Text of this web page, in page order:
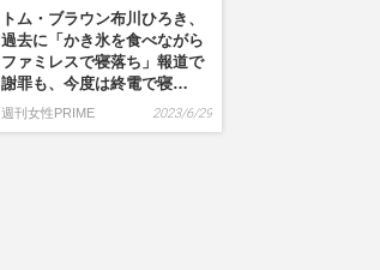
トム・ブラウン布川ひろき、
過去に「かき氷を食べながら
ファミレスで寝落ち」報道で
謝罪も、今度は終電で寝…
週刊女性PRIME 2023/6/29